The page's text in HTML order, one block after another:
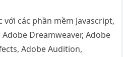
các phần mềm Javascript,
Dreamweaver, Adobe
Adobe Audition,